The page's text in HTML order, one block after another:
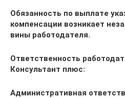
Обязанность по выплате
компенсации возникает
вины работодателя.
Ответственность
Консультант плюс:
Административная